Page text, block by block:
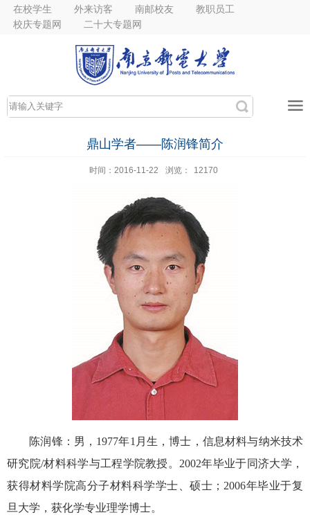
在校学生 外来访客 南邮校友
教职员工
校庆专题网
二十大专题网
鼎山学者——陈润锋简介
时间：2016-11-22 浏览： 12170
陈润锋：男，1977年1月生，博士，信息材料与纳米技术
研究院/材料科学与工程学院教授。2002年毕业于同济大学，
获得材料学院高分子材料科学学士、硕士；2006年毕业于复
旦大学，获化学专业理学博士。